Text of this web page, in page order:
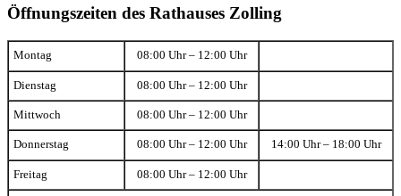
Öffnungszeiten des Rathauses Zolling
Montag 08:00 Uhr – 12:00 Uhr
Dienstag 08:00 Uhr – 12:00 Uhr
Mittwoch 08:00 Uhr – 12:00 Uhr
Donnerstag 08:00 Uhr – 12:00 Uhr 14:00 Uhr – 18:00 Uhr
Freitag 08:00 Uhr – 12:00 Uhr